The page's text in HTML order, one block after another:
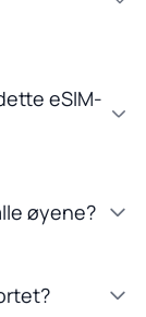
eSIM-
øyene?